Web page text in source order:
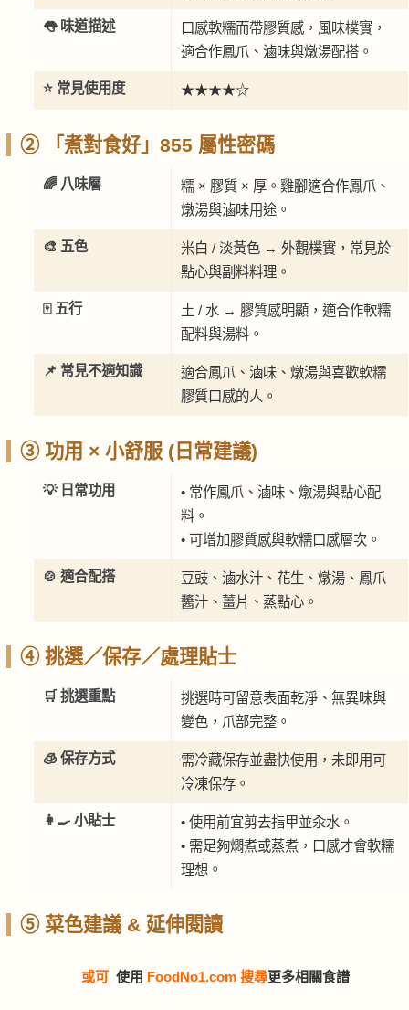
👅 味道描述
口感軟糯而帶膠質感，風味樸實，
適合作鳳爪、滷味與燉湯配搭。
⭐ 常見使用度 ★★★★☆
② 「煮對食好」855 屬性密碼
🌈 八味層
糯 × 膠質 × 厚。雞腳適合作鳳爪、
燉湯與滷味用途。
🎨 五色
米白 / 淡黃色 → 外觀樸實，常見於
點心與副料料理。
🀄 五行
土 / 水 → 膠質感明顯，適合作軟糯
配料與湯料。
📌 常見不適知識
適合鳳爪、滷味、燉湯與喜歡軟糯
膠質口感的人。
③ 功用 × 小舒服 (日常建議)
💡 日常功用
• 常作鳳爪、滷味、燉湯與點心配
料。
• 可增加膠質感與軟糯口感層次。
🍲 適合配搭
豆豉、滷水汁、花生、燉湯、鳳爪
醬汁、薑片、蒸點心。
④ 挑選／保存／處理貼士
🛒 挑選重點
挑選時可留意表面乾淨、無異味與
變色，爪部完整。
🧊 保存方式
需冷藏保存並盡快使用，未即用可
冷凍保存。
👩‍🍳 小貼士
• 使用前宜剪去指甲並汆水。
• 需足夠燜煮或蒸煮，口感才會軟糯
理想。
⑤ 菜色建議 & 延伸閱讀
或可 使用 FoodNo1.com 搜尋更多相關食譜